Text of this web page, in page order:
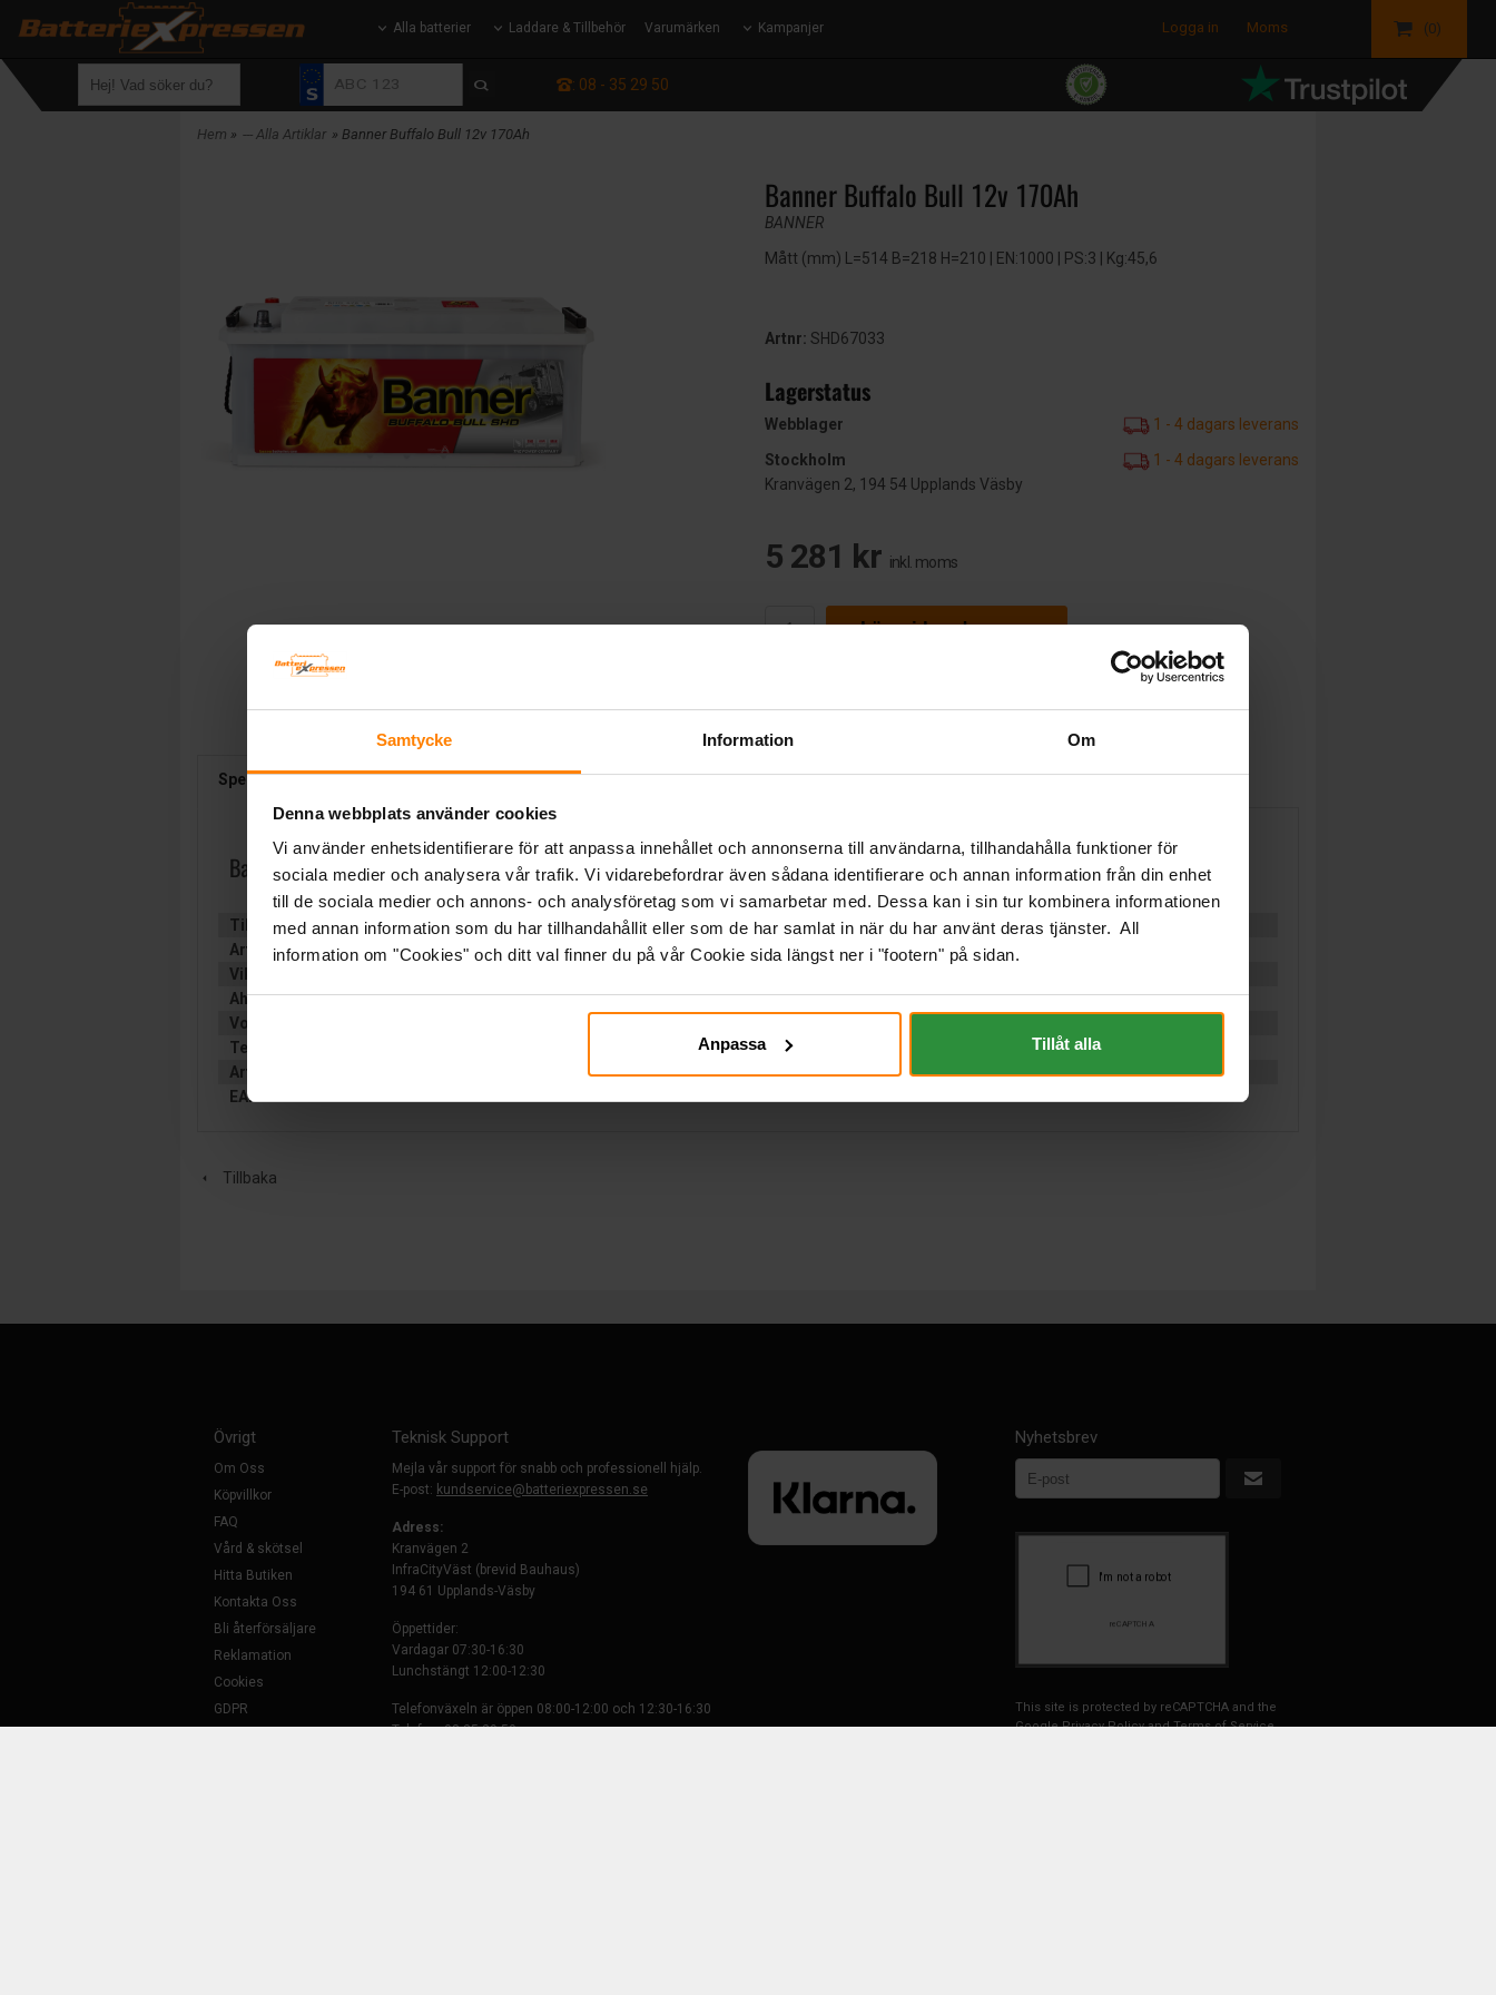
Samtycke Information Om
Denna webbplats använder cookies
Vi använder enhetsidentifierare för att anpassa innehållet och annonserna till användarna, tillhandahålla funktioner för
sociala medier och analysera vår trafik. Vi vidarebefordrar även sådana identifierare och annan information från din enhet
till de sociala medier och annons- och analysföretag som vi samarbetar med. Dessa kan i sin tur kombinera informationen
med annan information som du har tillhandahållit eller som de har samlat in när du har använt deras tjänster. All
information om "Cookies" och ditt val finner du på vår Cookie sida längst ner i "footern" på sidan.
Anpassa Tillåt alla
Alla batterier Laddare & Tillbehör Varumärken Kampanjer Logga in Moms (0)
: 08 - 35 29 50
Hem » --- Alla Artiklar » Banner Buffalo Bull 12v 170Ah
Banner Buffalo Bull 12v 170Ah
BANNER
Mått (mm) L=514 B=218 H=210 | EN:1000 | PS:3 | Kg:45,6
Artnr: SHD67033
Lagerstatus
Webblager
1 - 4 dagars leverans
Stockholm
1 - 4 dagars leverans
Kranvägen 2, 194 54 Upplands Väsby
5 281 kr inkl. moms
Lägg i kundvagnen
Specifikation Beskrivning
Banner Buffalo Bull 12v 170Ah
Tillverkare:BANNER
Artikelnummer:SHD67033
Vikt:
Ah (C20):170
Volt:
Teknologi:
Artikelgrupp:
EAN:
Tillbaka
Övrigt
Om Oss
Köpvillkor
FAQ
Vård & skötsel
Hitta Butiken
Kontakta Oss
Bli återförsäljare
Reklamation
Cookies
GDPR
Teknisk Support
Mejla vår support för snabb och professionell hjälp.
E-post: kundservice@batteriexpressen.se
Adress:
Kranvägen 2
InfraCityVäst (brevid Bauhaus)
194 61 Upplands-Väsby
Öppettider:
Vardagar 07:30-16:30
Lunchstängt 12:00-12:30
Telefonväxeln är öppen 08:00-12:00 och 12:30-16:30
Telefon: 08-35 29 50
Nyhetsbrev
This site is protected by reCAPTCHA and the
GooglePrivacy PolicyandTerms of Service